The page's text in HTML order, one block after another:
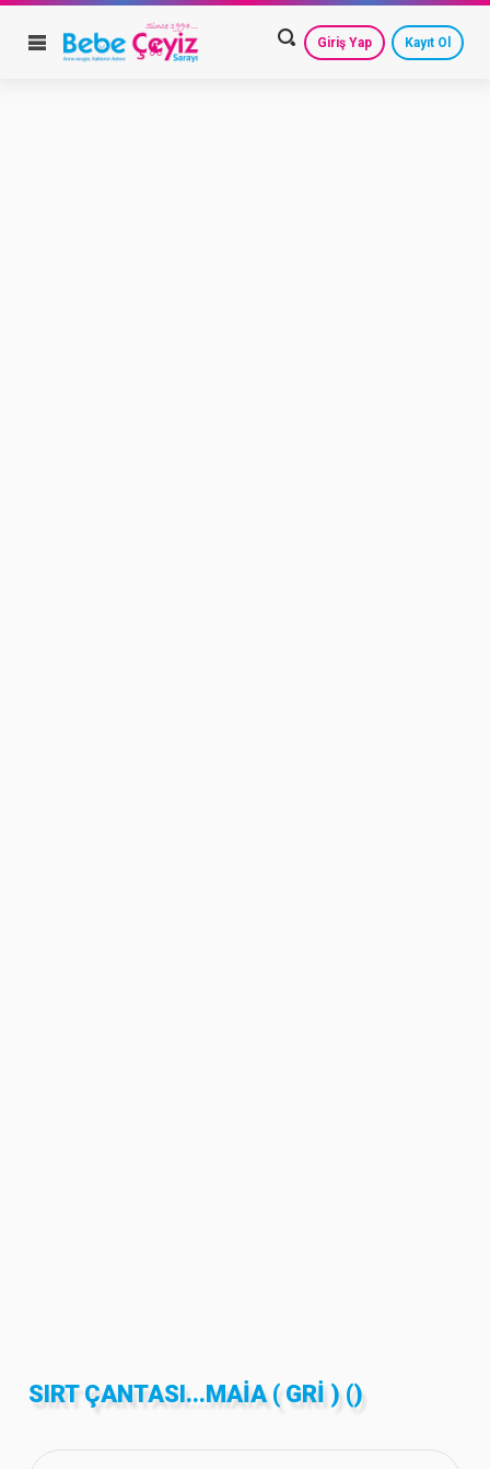
Giriş Yap Kayıt Ol
SIRT ÇANTASI...MAIA ( GRI ) ()